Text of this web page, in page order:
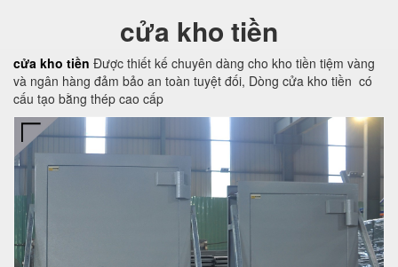
cửa kho tiền
cửa kho tiền Được thiết kế chuyên dàng cho kho tiền tiệm vàng
và ngân hàng đảm bảo an toàn tuyệt đối, Dòng cửa kho tiền có
cấu tạo bằng thép cao cấp